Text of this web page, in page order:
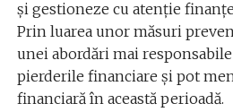
și gestioneze cu atenție
Prin luarea unor măsuri
unei abordări mai
pierderile financiare și pot
financiară în această perioadă.